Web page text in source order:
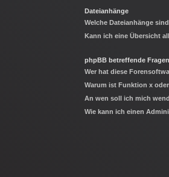
Dateianhänge
Welche Dateianhänge
Kann ich eine Übersicht
phpBB betreffende Fragen
Wer hat diese
Warum ist Funktion x
An wen soll ich mich
Wie kann ich einen